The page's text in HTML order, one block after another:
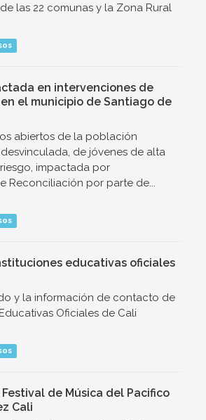
las 22 comunas y la Zona Rural
en intervenciones de
el municipio de Santiago de
abiertos de la población
de jóvenes de alta
impactada por
Reconciliación por parte de...
educativas oficiales
y la información de contacto de
Oficiales de Cali
de Música del Pacifico
Cali